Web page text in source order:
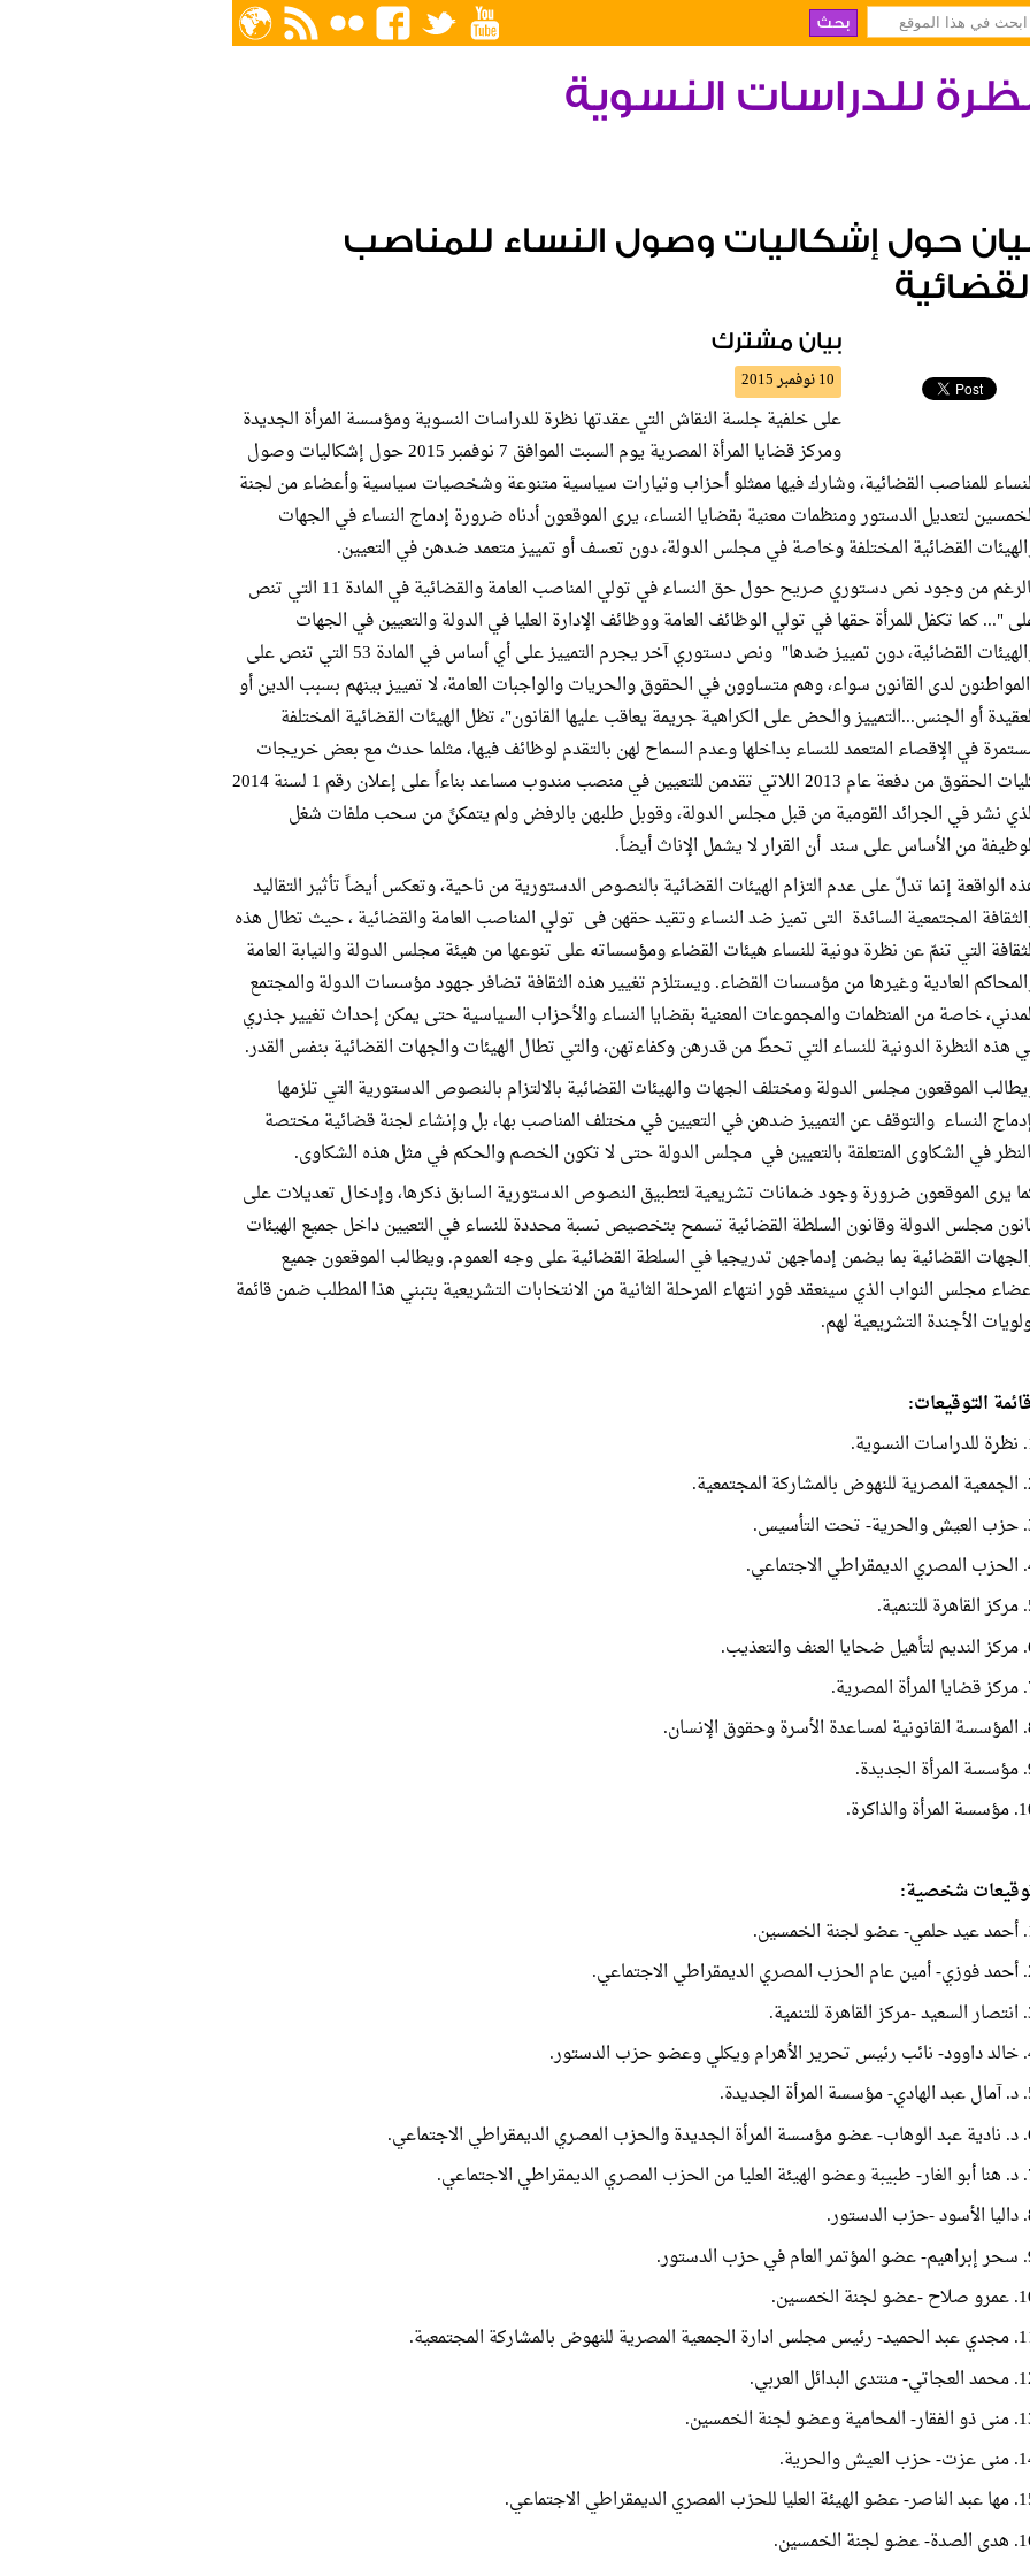
للدراسات النسوية
حول إشكاليات وصول النساء للمناصب
بيان مشترك
10 نوفمبر 2015
على خلفية جلسة النقاش التي عقدتها نظرة للدراسات النسوية ومؤسسة المرأة الجديدة
ومركز قضايا المرأة المصرية يوم السبت الموافق 7 نوفمبر 2015 حول إشكاليات وصول
للمناصب القضائية، وشارك فيها ممثلو أحزاب وتيارات سياسية متنوعة وشخصيات سياسية وأعضاء من لجنة
لتعديل الدستور ومنظمات معنية بقضايا النساء، يرى الموقعون أدناه ضرورة إدماج النساء في الجهات
القضائية المختلفة وخاصة في مجلس الدولة، دون تعسف أو تمييز متعمد ضدهن في التعيين.
بالرغم من وجود نص دستوري صريح حول حق النساء في تولي المناصب العامة والقضائية في المادة 11 التي تنص
"... كما تكفل للمرأة حقها في تولي الوظائف العامة ووظائف الإدارة العليا في الدولة والتعيين في الجهات
والهيئات القضائية، دون تمييز ضدها" ونص دستوري آخر يجرم التمييز على أي أساس في المادة 53 التي تنص على
لدى القانون سواء، وهم متساوون في الحقوق والحريات والواجبات العامة، لا تمييز بينهم بسبب الدين أو
أو الجنس...التمييز والحض على الكراهية جريمة يعاقب عليها القانون"، تظل الهيئات القضائية المختلفة
في الإقصاء المتعمد للنساء بداخلها وعدم السماح لهن بالتقدم لوظائف فيها، مثلما حدث مع بعض خريجات
كليات الحقوق من دفعة عام 2013 اللاتي تقدمن للتعيين في منصب مندوب مساعد بناءاً على إعلان رقم 1 لسنة 2014
نشر في الجرائد القومية من قبل مجلس الدولة، وقوبل طلبهن بالرفض ولم يتمكنً من سحب ملفات شغل
من الأساس على سند أن القرار لا يشمل الإناث أيضاً.
الواقعة إنما تدلّ على عدم التزام الهيئات القضائية بالنصوص الدستورية من ناحية، وتعكس أيضاً تأثير التقاليد
المجتمعية السائدة التى تميز ضد النساء وتقيد حقهن فى تولي المناصب العامة والقضائية ، حيث تطال هذه
التي تنمّ عن نظرة دونية للنساء هيئات القضاء ومؤسساته على تنوعها من هيئة مجلس الدولة والنيابة العامة
العادية وغيرها من مؤسسات القضاء. ويستلزم تغيير هذه الثقافة تضافر جهود مؤسسات الدولة والمجتمع
خاصة من المنظمات والمجموعات المعنية بقضايا النساء والأحزاب السياسية حتى يمكن إحداث تغيير جذري
هذه النظرة الدونية للنساء التي تحطّ من قدرهن وكفاءتهن، والتي تطال الهيئات والجهات القضائية بنفس القدر.
الموقعون مجلس الدولة ومختلف الجهات والهيئات القضائية بالالتزام بالنصوص الدستورية التي تلزمها
النساء والتوقف عن التمييز ضدهن في التعيين في مختلف المناصب بها، بل وإنشاء لجنة قضائية مختصة
في الشكاوى المتعلقة بالتعيين في مجلس الدولة حتى لا تكون الخصم والحكم في مثل هذه الشكاوى.
يرى الموقعون ضرورة وجود ضمانات تشريعية لتطبيق النصوص الدستورية السابق ذكرها، وإدخال تعديلات على
مجلس الدولة وقانون السلطة القضائية تسمح بتخصيص نسبة محددة للنساء في التعيين داخل جميع الهيئات
القضائية بما يضمن إدماجهن تدريجيا في السلطة القضائية على وجه العموم. ويطالب الموقعون جميع
مجلس النواب الذي سينعقد فور انتهاء المرحلة الثانية من الانتخابات التشريعية بتبني هذا المطلب ضمن قائمة
الأجندة التشريعية لهم.
قائمة التوقيعات:
الإنسان.
شخصية:
الاجتماعي.
الدستور.
الجديدة.
الاجتماعي.
الاجتماعي.
الدستور.
الخمسين.
للنهوض بالمشاركة المجتمعية.
العربي.
لجنة الخمسين.
والحرية.
الديمقراطي الاجتماعي.
الخمسين.